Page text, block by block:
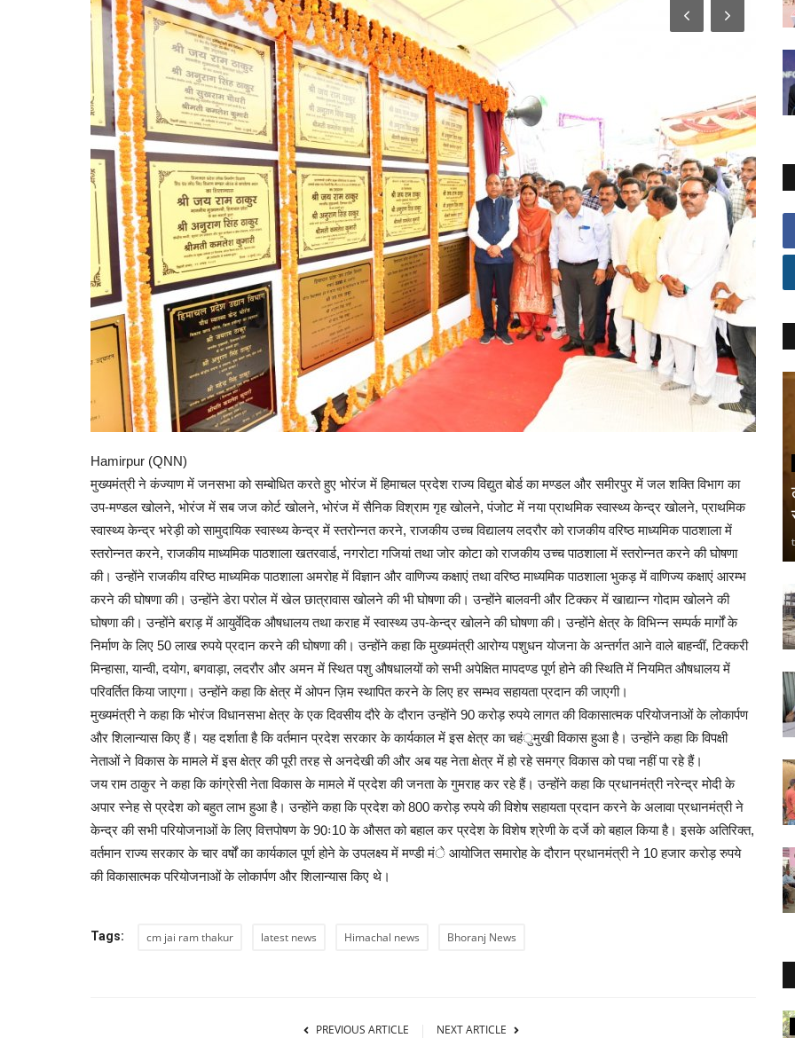
Hamirpur (QNN)
मुख्यमंत्री ने कंज्याण में जनसभा को सम्बोधित करते हुए भोरंज में हिमाचल प्रदेश राज्य विद्युत बोर्ड का मण्डल और समीरपुर में जल शक्ति विभाग का
उप-मण्डल खोलने, भोरंज में सब जज कोर्ट खोलने, भोरंज में सैनिक विश्राम गृह खोलने, पंजोट में नया प्राथमिक स्वास्थ्य केन्द्र खोलने, प्राथमिक
स्वास्थ्य केन्द्र भरेड़ी को सामुदायिक स्वास्थ्य केन्द्र में स्तरोन्नत करने, राजकीय उच्च विद्यालय लदरौर को राजकीय वरिष्ठ माध्यमिक पाठशाला में
स्तरोन्नत करने, राजकीय माध्यमिक पाठशाला खतरवार्ड, नगरोटा गजियां तथा जोर कोटा को राजकीय उच्च पाठशाला में स्तरोन्नत करने की घोषणा
की। उन्होंने राजकीय वरिष्ठ माध्यमिक पाठशाला अमरोह में विज्ञान और वाणिज्य कक्षाएं तथा वरिष्ठ माध्यमिक पाठशाला भुकड़ में वाणिज्य कक्षाएं आरम्भ
करने की घोषणा की। उन्होंने डेरा परोल में खेल छात्रावास खोलने की भी घोषणा की। उन्होंने बालवनी और टिक्कर में खाद्यान्न गोदाम खोलने की
घोषणा की। उन्होंने बराड़ में आयुर्वेदिक औषधालय तथा कराह में स्वास्थ्य उप-केन्द्र खोलने की घोषणा की। उन्होंने क्षेत्र के विभिन्न सम्पर्क मार्गों के
निर्माण के लिए 50 लाख रुपये प्रदान करने की घोषणा की। उन्होंने कहा कि मुख्यमंत्री आरोग्य पशुधन योजना के अन्तर्गत आने वाले बाहन्वीं, टिक्करी
मिन्हासा, यान्वी, दयोग, बगवाड़ा, लदरौर और अमन में स्थित पशु औषधालयों को सभी अपेक्षित मापदण्ड पूर्ण होने की स्थिति में नियमित औषधालय में
परिवर्तित किया जाएगा। उन्होंने कहा कि क्षेत्र में ओपन ज़िम स्थापित करने के लिए हर सम्भव सहायता प्रदान की जाएगी।
मुख्यमंत्री ने कहा कि भोरंज विधानसभा क्षेत्र के एक दिवसीय दौरे के दौरान उन्होंने 90 करोड़ रुपये लागत की विकासात्मक परियोजनाओं के लोकार्पण
और शिलान्यास किए हैं। यह दर्शाता है कि वर्तमान प्रदेश सरकार के कार्यकाल में इस क्षेत्र का चहंुमुखी विकास हुआ है। उन्होंने कहा कि विपक्षी
नेताओं ने विकास के मामले में इस क्षेत्र की पूरी तरह से अनदेखी की और अब यह नेता क्षेत्र में हो रहे समग्र विकास को पचा नहीं पा रहे हैं।
जय राम ठाकुर ने कहा कि कांग्रेसी नेता विकास के मामले में प्रदेश की जनता के गुमराह कर रहे हैं। उन्होंने कहा कि प्रधानमंत्री नरेन्द्र मोदी के
अपार स्नेह से प्रदेश को बहुत लाभ हुआ है। उन्होंने कहा कि प्रदेश को 800 करोड़ रुपये की विशेष सहायता प्रदान करने के अलावा प्रधानमंत्री ने
केन्द्र की सभी परियोजनाओं के लिए वित्तपोषण के 90ः10 के औसत को बहाल कर प्रदेश के विशेष श्रेणी के दर्जे को बहाल किया है। इसके अतिरिक्त,
वर्तमान राज्य सरकार के चार वर्षों का कार्यकाल पूर्ण होने के उपलक्ष्य में मण्डी मंे आयोजित समारोह के दौरान प्रधानमंत्री ने 10 हजार करोड़ रुपये
की विकासात्मक परियोजनाओं के लोकार्पण और शिलान्यास किए थे।
Tags: cm jai ram thakur latest news Himachal news Bhoranj News
PREVIOUS ARTICLE NEXT ARTICLE
Shimla